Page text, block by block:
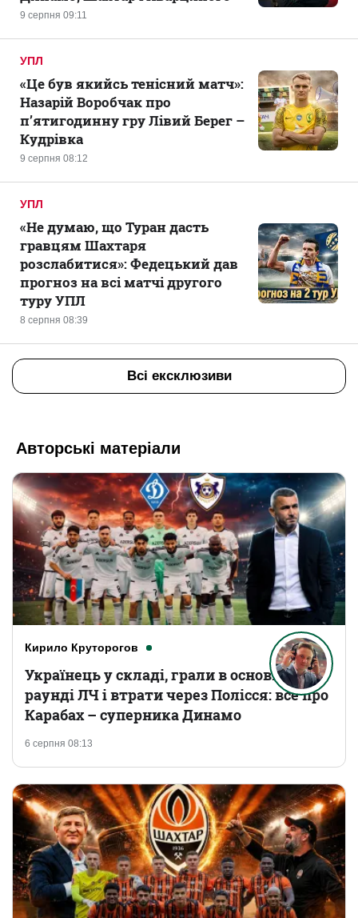
9 серпня 09:11
УПЛ
9 серпня 08:12
«Це був якийсь тенісний матч»:
Назарій Воробчак про
п’ятигодинну гру Лівий Берег –
Кудрівка
УПЛ
8 серпня 08:39
«Не думаю, що Туран дасть
гравцям Шахтаря
розслабитися»: Федецький дав
прогноз на всі матчі другого
туру УПЛ
Всі ексклюзиви
Авторські матеріали
Кирило Круторогов
6 серпня 08:13
Українець у складі, грали в основному
раунді ЛЧ і втрати через Полісся: все про
Карабах – суперника Динамо